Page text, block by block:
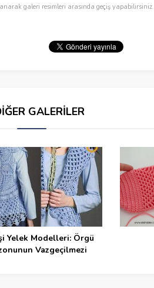
galeri resimleri arasında geçiş yapabilirsiniz.
GALERİLER
Yelek Modelleri: Örgü
Vazgeçilmezi